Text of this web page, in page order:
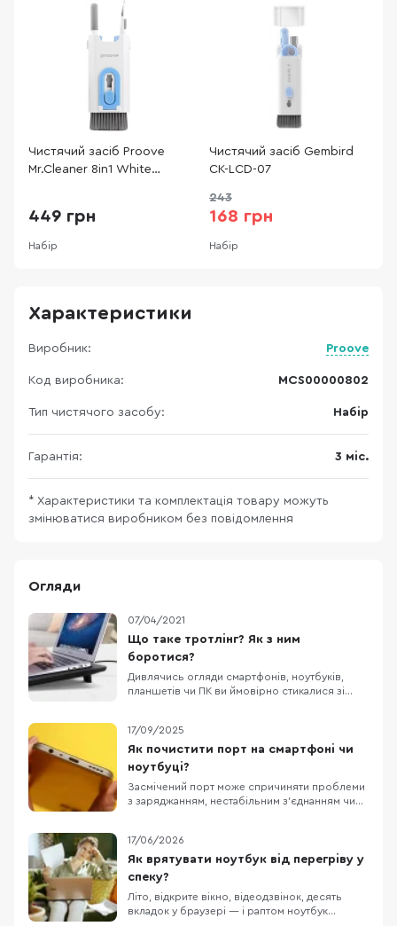
Чистячий засіб Proove
Mr.Cleaner 8in1 White
449 грн
Набір
Чистячий засіб Gembird
CK-LCD-07
243
168 грн
Набір
Характеристики
Виробник: Proove
Код виробника: MCS00000802
Тип чистячого засобу: Набір
Гарантія: 3 міс.
* Характеристики та комплектація товару можуть
змінюватися виробником без повідомлення
Огляди
07/04/2021
Що таке тротлінг? Як з ним
боротися?
Дивлячись огляди смартфонів, ноутбуків,
планшетів чи ПК ви ймовірно стикалися зі
цього існують розкажемо далі у статті. 3
товарів Великий блок Що таке тротлінг?
Тротлінг — (англ. throttling) це механізм, який
захищає п
17/09/2025
Як почистити порт на смартфоні чи
ноутбуці?
Засмічений порт може спричиняти проблеми
з заряджанням, нестабільним з’єднанням чи
чисткою. Нижче є покрокова інструкція та
типові помилки, яких варто уникати, якщо ви
хочете очистити порт. Очищення порту 1.
17/06/2026
Як врятувати ноутбук від перегріву у
спеку?
Літо, відкрите вікно, відеодзвінок, десять
вкладок у браузері — і раптом ноутбук